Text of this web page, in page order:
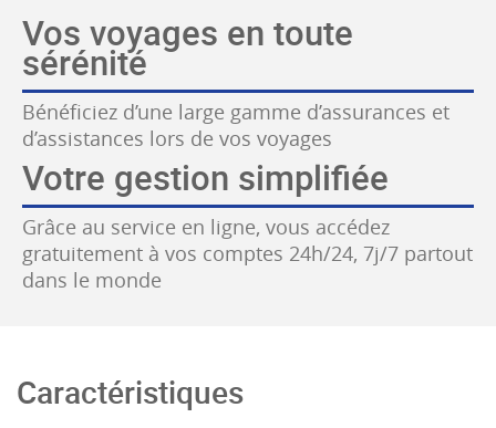
Vos voyages en toute
sérénité
Bénéficiez d’une large gamme d’assurances et
d’assistances lors de vos voyages
Votre gestion simplifiée
Grâce au service en ligne, vous accédez
gratuitement à vos comptes 24h/24, 7j/7 partout
dans le monde
Caractéristiques